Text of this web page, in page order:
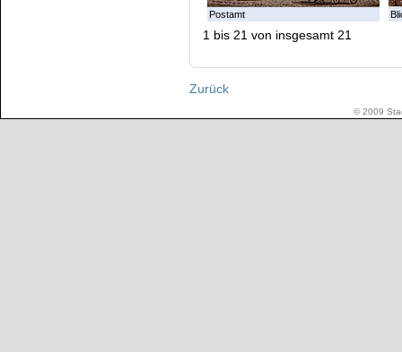
Postamt
1 bis 21 von insgesamt 21
Zurück
© 2009